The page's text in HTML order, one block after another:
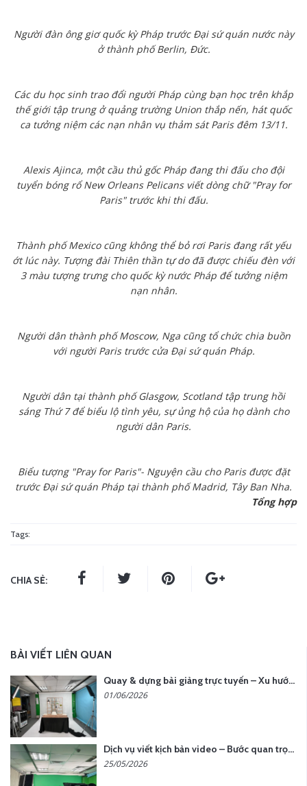
Người đàn ông giơ quốc kỳ Pháp trước Đại sứ quán nước này
ở thành phố Berlin, Đức.
Các du học sinh trao đổi người Pháp cùng bạn học trên khắp
thế giới tập trung ở quảng trường Union thắp nến, hát quốc
ca tưởng niệm các nạn nhân vụ thảm sát Paris đêm 13/11.
Alexis Ajinca, một cầu thủ gốc Pháp đang thi đấu cho đội
tuyển bóng rổ New Orleans Pelicans viết dòng chữ "Pray for
Paris" trước khi thi đấu.
Thành phố Mexico cũng không thể bỏ rơi Paris đang rất yếu
ớt lúc này. Tượng đài Thiên thần tự do đã được chiếu đèn với
3 màu tượng trưng cho quốc kỳ nước Pháp để tưởng niệm
nạn nhân.
Người dân thành phố Moscow, Nga cũng tổ chức chia buồn
với người Paris trước cửa Đại sứ quán Pháp.
Người dân tại thành phố Glasgow, Scotland tập trung hồi
sáng Thứ 7 để biểu lộ tình yêu, sự ủng hộ của họ dành cho
người dân Paris.
Biểu tượng "Pray for Paris"- Nguyện cầu cho Paris được đặt
trước Đại sứ quán Pháp tại thành phố Madrid, Tây Ban Nha.
Tổng hợp
Tags:
CHIA SẺ:
BÀI VIẾT LIÊN QUAN
Quay & dựng bài giảng trực tuyến – Xu hướng đào tạo thời đại số
01/06/2026
Dịch vụ viết kịch bản video – Bước quan trọng quyết định thành công nội dung
25/05/2026